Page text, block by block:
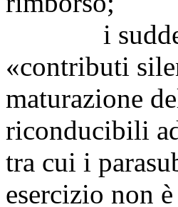
i suddetti
«contributi
maturazione
riconducibili
tra cui i
esercizio non